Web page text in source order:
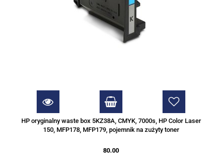
HP oryginalny waste box 5KZ38A, CMYK, 7000s, HP Color Laser
150, MFP178, MFP179, pojemnik na zużyty toner
80.00